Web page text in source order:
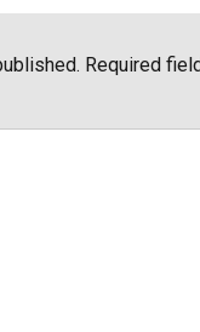
Required